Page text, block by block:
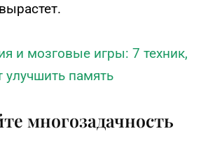
и мозговые игры: 7 техник,
улучшить память
многозадачность